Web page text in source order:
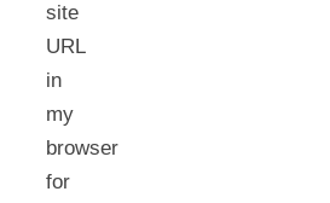
site
URL
in
my
browser
for